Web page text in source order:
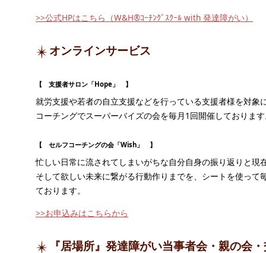
>>公式HPはこちら（W&H®ｺｰﾁﾝｸﾞｽｸｰﾙ with 発達障がい）
オンラインサービス
【 支援者サロン「Hope」 】
就労支援や若者の自立支援などを行っている支援者様を対象
コーチングでスーパーバイズの会を毎月1回開催しておりま
【 セルフコーチングの会「Wish」 】
忙しい日常に流されてしまいがちな自分自身の振り返りと現
そして欲しい未来に繋がる行動作りまでを、シートを使って
ております。
>>お申込みはこちらから
『居場所』発達障がい当事者会・親の会